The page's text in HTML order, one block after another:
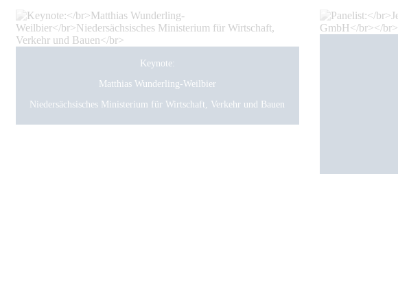
Keynote:
Matthias Wunderling-Weilbier
Niedersächsisches Ministerium für Wirtschaft, Verkehr und Bauen